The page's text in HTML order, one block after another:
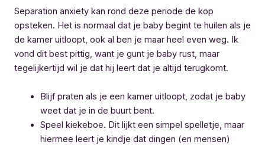
Separation anxiety kan rond deze periode de kop
opsteken. Het is normaal dat je baby begint te huilen als je
de kamer uitloopt, ook al ben je maar heel even weg. Ik
vond dit best pittig, want je gunt je baby rust, maar
tegelijkertijd wil je dat hij leert dat je altijd terugkomt.
Blijf praten als je een kamer uitloopt, zodat je baby
weet dat je in de buurt bent.
Speel kiekeboe. Dit lijkt een simpel spelletje, maar
hiermee leert je kindje dat dingen (en mensen)